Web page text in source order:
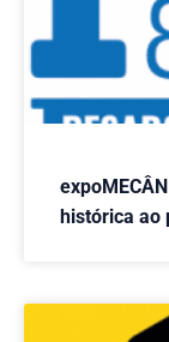
histórica ao